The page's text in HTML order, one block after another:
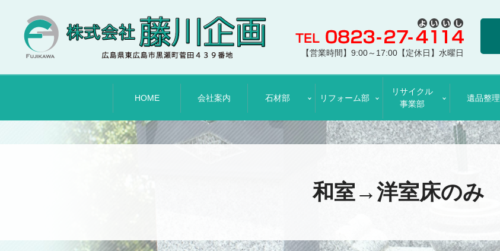
【営業時間】9:00～17:00【定休日】水曜日
HOME 会社案内 石材部 リフォーム部
リサイクル
事業部
遺品整理
和室→洋室床のみ